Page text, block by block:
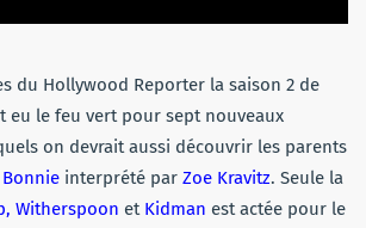
du Hollywood Reporter la saison 2 de
eu le feu vert pour sept nouveaux
on devrait aussi découvrir les parents
Bonnie interprété par Zoe Kravitz. Seule la
Witherspoon et Kidman est actée pour le